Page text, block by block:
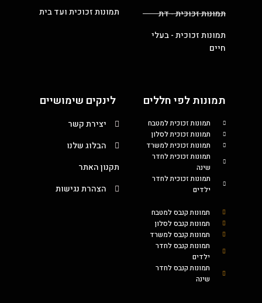
תמונות זכוכית - דת
תמונות זכוכית - בעלי
חיים
תמונות זכוכית ועד בית
תמונות לפי חללים
תמונות זכוכית למטבח
תמונות זכוכית לסלון
תמונות זכוכית למשרד
תמונות זכוכית לחדר
שינה
תמונות זכוכית לחדר
ילדים
תמונות קנבס למטבח
תמונות קנבס לסלון
תמונות קנבס למשרד
תמונות קנבס לחדר
ילדים
תמונות קנבס לחדר
שינה
לינקים שימושיים
יצירת קשר
הבלוג שלנו
תקנון האתר
הצהרת נגישות